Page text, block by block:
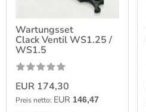
Wartungsset
Clack Ventil WS1.25 /
WS1.5
EUR 174,30
Preis netto: EUR 146,47